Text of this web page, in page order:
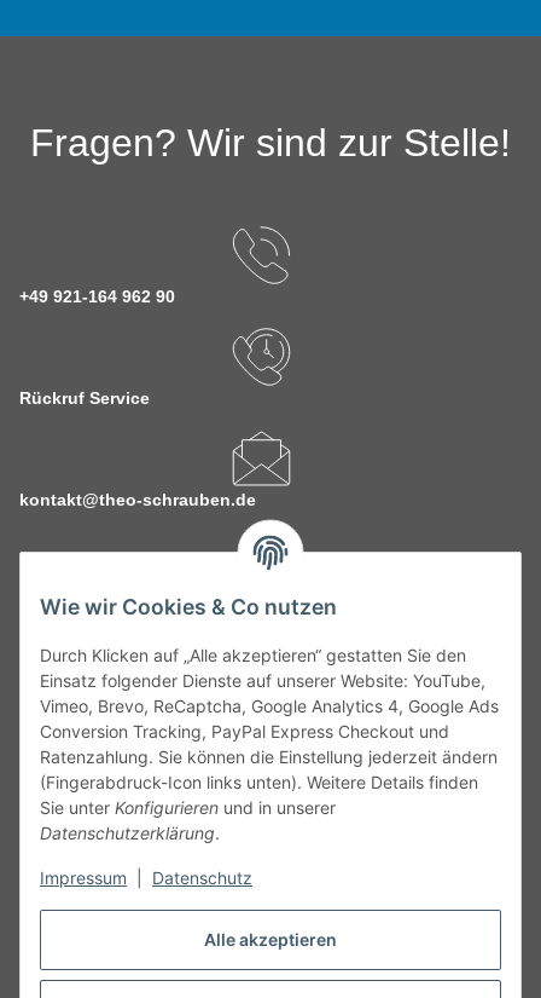
Alle akzeptieren
Wie wir Cookies & Co nutzen
Durch Klicken auf „Alle akzeptieren“ gestatten Sie den
Einsatz folgender Dienste auf unserer Website: YouTube,
Vimeo, Brevo, ReCaptcha, Google Analytics 4, Google Ads
Conversion Tracking, PayPal Express Checkout und
Ratenzahlung. Sie können die Einstellung jederzeit ändern
(Fingerabdruck-Icon links unten). Weitere Details finden
Sie unter Konfigurieren und in unserer
Datenschutzerklärung.
Impressum Datenschutz
Fragen? Wir sind zur Stelle!
+49 921-164 962 90
Rückruf Service
kontakt@theo-schrauben.de
Service
Gesetzliche Informationen
Alle technischen Angaben ohne Gewähr. Irrtümer und fehlerhafte
Angaben vorbehalten. Wenn Sie Datenblätter oder spezielle
unseren Kundenservice. Abbildungen der Artikel können
Vertrag widerrufen